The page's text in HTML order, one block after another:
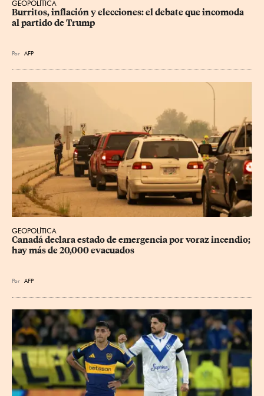
GEOPOLÍTICA
Burritos, inflación y elecciones: el debate que incomoda
al partido de Trump
Por AFP
GEOPOLÍTICA
Canadá declara estado de emergencia por voraz incendio;
hay más de 20,000 evacuados
Por AFP